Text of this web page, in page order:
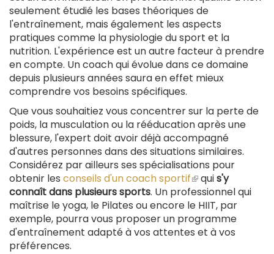
seulement étudié les bases théoriques de
l'entraînement, mais également les aspects
pratiques comme la physiologie du sport et la
nutrition. L'expérience est un autre facteur à prendre
en compte. Un coach qui évolue dans ce domaine
depuis plusieurs années saura en effet mieux
comprendre vos besoins spécifiques.
Que vous souhaitiez vous concentrer sur la perte de
poids, la musculation ou la rééducation après une
blessure, l'expert doit avoir déjà accompagné
d'autres personnes dans des situations similaires.
Considérez par ailleurs ses spécialisations pour
obtenir les conseils d'un coach sportif(le
lien
est
externe)
quis'y
connaît dans plusieurs sports. Un professionnel qui
maîtrise le yoga, le Pilates ou encore le HIIT, par
exemple, pourra vous proposer un programme
d'entraînement adapté à vos attentes et à vos
préférences.